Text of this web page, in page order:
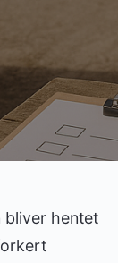
bliver hentet